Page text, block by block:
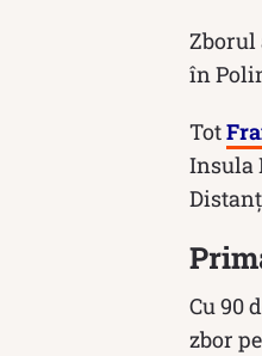
Zborul
în
Tot
Insula
Cu 90
zbor